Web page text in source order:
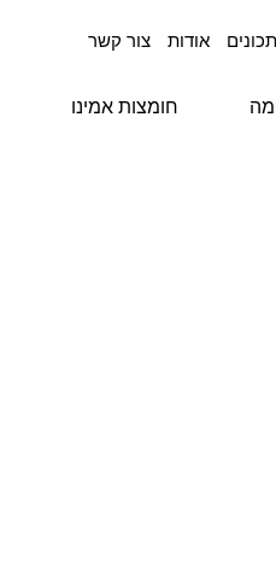
אודות צור קשר
חומצות אמינו